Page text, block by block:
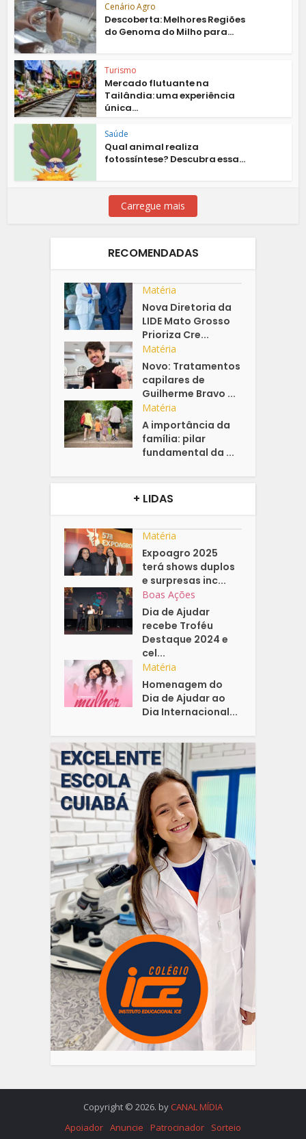
Cenário Agro
Descoberta: Melhores Regiões
do Genoma do Milho para...
Turismo
Mercado flutuante na
Tailândia: uma experiência
única...
Saúde
Qual animal realiza
fotossíntese? Descubra essa...
Carregue mais
RECOMENDADAS
Matéria
Nova Diretoria da
LIDE Mato Grosso
Prioriza Cre...
Matéria
Novo: Tratamentos
capilares de
Guilherme Bravo ...
Matéria
A importância da
família: pilar
fundamental da ...
+ LIDAS
Matéria
Expoagro 2025
terá shows duplos
e surpresas inc...
Boas Ações
Dia de Ajudar
recebe Troféu
Destaque 2024 e
cel...
Matéria
Homenagem do
Dia de Ajudar ao
Dia Internacional...
Copyright © 2026. by CANAL MÍDIA
Apoiador Anuncie Patrocinador Sorteio